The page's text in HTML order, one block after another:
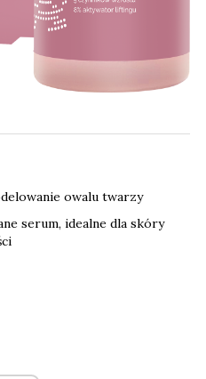
owalu twarzy
serum, idealne dla skóry